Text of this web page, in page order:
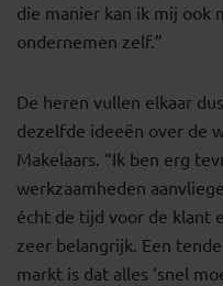
die manier kan ik mij ook
ondernemen zelf.”
De heren vullen elkaar
dezelfde ideeën over de
Makelaars. “Ik ben erg
werkzaamheden
écht de tijd voor de klant
zeer belangrijk. Een
markt is dat alles ‘snel